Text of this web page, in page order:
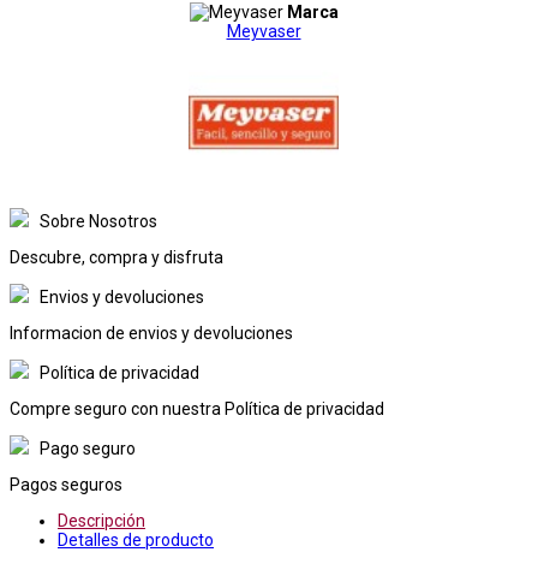
Marca
Meyvaser
Sobre Nosotros
Descubre, compra y disfruta
Envios y devoluciones
Informacion de envios y devoluciones
Política de privacidad
Compre seguro con nuestra Política de privacidad
Pago seguro
Pagos seguros
Descripción
Detalles de producto